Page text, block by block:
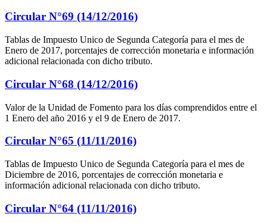
Circular N°69 (14/12/2016)
Tablas de Impuesto Unico de Segunda Categoría para el mes de
Enero de 2017, porcentajes de corrección monetaria e información
adicional relacionada con dicho tributo.
Circular N°68 (14/12/2016)
Valor de la Unidad de Fomento para los días comprendidos entre el
1 Enero del año 2016 y el 9 de Enero de 2017.
Circular N°65 (11/11/2016)
Tablas de Impuesto Unico de Segunda Categoría para el mes de
Diciembre de 2016, porcentajes de corrección monetaria e
información adicional relacionada con dicho tributo.
Circular N°64 (11/11/2016)